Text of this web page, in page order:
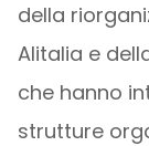
della
Alitalia e
che hanno
strutture